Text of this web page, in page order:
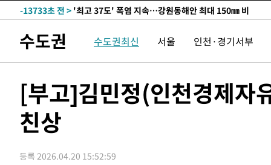
송"
-13733초 전 > '최고 37도' 폭염 지속…강원동해안 최대 150㎜ 비
-29577초 전 >
극한폭염 한풀 꺾이지만…'낮 최고 35도' 무더위, 열대
-26595초 전 >축구협회 "압수수색·성접대 논란 사과…쇄신의 기회로
송"
-13733초 전 >
'최고 37도' 폭염 지속…강원동해안 최대 150㎜ 비
-6859초 전 >
수도권 수도권최신 서울 인천·경기서부
[부고]김민정(인천경제자
친상
등록 2026.04.20 15:52:59